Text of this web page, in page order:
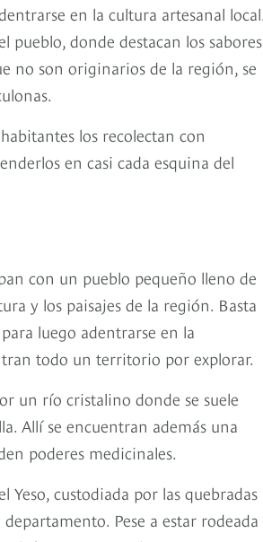
en la cultura artesanal local.
pueblo, donde destacan los sabores
no son originarios de la región, se
los recolectan con
en casi cada esquina del
con un pueblo pequeño lleno de
y los paisajes de la región. Basta
luego adentrarse en la
todo un territorio por explorar.
un río cristalino donde se suele
Allí se encuentran además una
poderes medicinales.
custodiada por las quebradas
Pese a estar rodeada